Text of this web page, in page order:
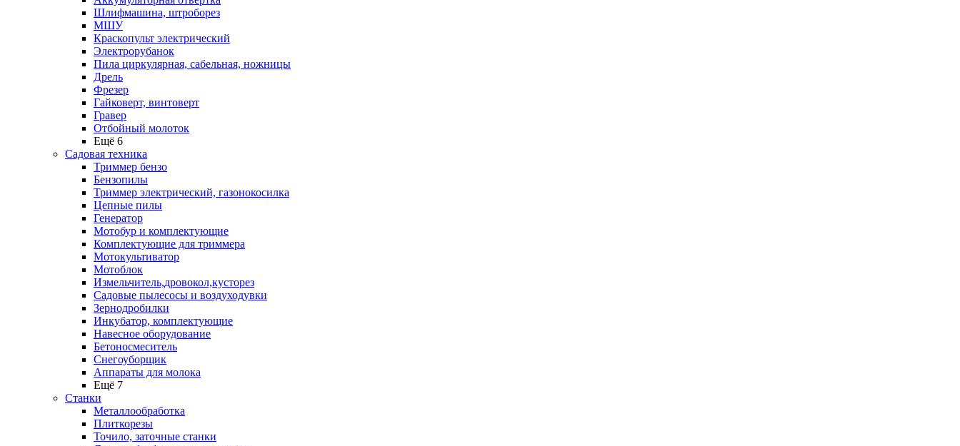
Шлифмашина, штроборез
МШУ
Краскопульт электрический
Электрорубанок
Пила циркулярная, сабельная, ножницы
Дрель
Фрезер
Гайковерт, винтоверт
Гравер
Отбойный молоток
Ещё 6
Садовая техника
Триммер бензо
Бензопилы
Триммер электрический, газонокосилка
Цепные пилы
Генератор
Мотобур и комплектующие
Комплектующие для триммера
Мотокультиватор
Мотоблок
Измельчитель,дровокол,кусторез
Садовые пылесосы и воздуходувки
Зернодробилки
Инкубатор, комплектующие
Навесное оборудование
Бетоносмеситель
Снегоуборщик
Аппараты для молока
Ещё 7
Станки
Металлообработка
Плиткорезы
Точило, заточные станки